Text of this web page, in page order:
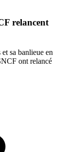
relancent
sa banlieue en
ont relancé